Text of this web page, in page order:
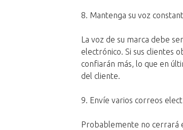
8. Mantenga su voz
La voz de su marca debe
electrónico. Si sus clientes
confiarán más, lo que en
del cliente.
9. Envíe varios correos
Probablemente no cerrará